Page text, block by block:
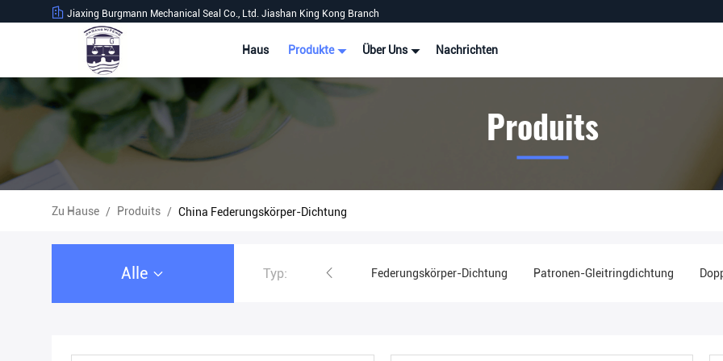
Jiaxing Burgmann Mechanical Seal Co., Ltd. Jiashan King Kong Branch
Haus Produkte Über Uns Nachrichten
Produits
Zu Hause / Produits / China Federungskörper-Dichtung
Alle Typ:
industrielle Gleitringdichtungen Federungskörper-Dichtung Patronen-Gleitringdichtung